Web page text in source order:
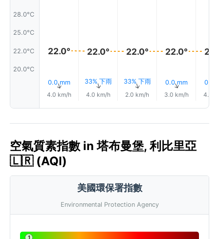
28.0°C
25.0°C
22.0°C
20.0°C
22.0°
0.0 mm
↑
4.0 km/h
22.0°
33% 下雨
↑
4.0 km/h
22.0°
33% 下雨
↑
2.0 km/h
22.0°
0.0 mm
↑
3.0 km/h
0.0
4.0
空氣質素指數 in 塔布曼堡, 利比里亞
🇱🇷 (AQI)
美國環保署指數
Environmental Protection Agency